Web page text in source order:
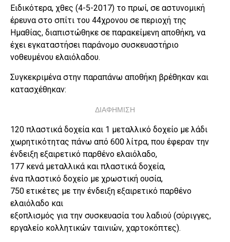
Ειδικότερα, χθες (4-5-2017) το πρωί, σε αστυνομική
έρευνα στο σπίτι του 44χρονου σε περιοχή της
Ημαθίας, διαπιστώθηκε σε παρακείμενη αποθήκη, να
έχει εγκαταστήσει παράνομο συσκευαστήριο
νοθευμένου ελαιόλαδου.
Συγκεκριμένα στην παραπάνω αποθήκη βρέθηκαν και
κατασχέθηκαν:
ΔΙΑΦΗΜΙΣΗ
120 πλαστικά δοχεία και 1 μεταλλικό δοχείο με λάδι
χωρητικότητας πάνω από 600 λίτρα, που έφεραν την
ένδειξη εξαιρετικό παρθένο ελαιόλαδο,
177 κενά μεταλλικά και πλαστικά δοχεία,
ένα πλαστικό δοχείο με χρωστική ουσία,
750 ετικέτες με την ένδειξη εξαιρετικό παρθένο
ελαιόλαδο και
εξοπλισμός για την συσκευασία του λαδιού (σύριγγες,
εργαλείο κολλητικών ταινιών, χαρτοκόπτες).